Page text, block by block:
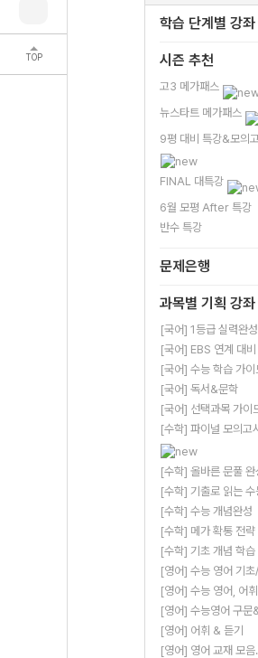
TOP
학습 단계별 강좌
시즌 추천
고3 메가패스
뉴스타트 메가패스
9평 대비 특강&모의
FINAL 대특강
6월 모평 After 특강
반수 특강
문제은행
과목별 기획 강좌
[국어] 1등급 실력완성
[국어] EBS 연계 대비
[국어] 수능 학습 가이
[국어] 독서&문학
[국어] 선택과목 가이
[수학] 파이널 모의고
[수학] 올바른 문풀 완
[수학] 기출로 읽는 수
[수학] 수능 개념완성
[수학] 메가 확통 전략
[수학] 기초 개념 학습
[영어] 수능 영어 기초
[영어] 수능 영어, 어
[영어] 수능영어 구문
[영어] 어휘 & 듣기
[영어] 영어 교재 모